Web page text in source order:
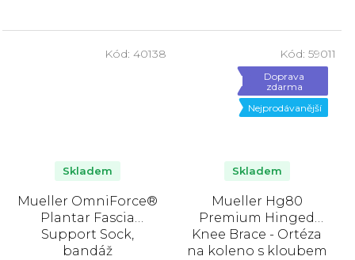
Mueller OmniForce®
Plantar Fascia
Support Sock,
bandáž
Skladem
Kód: 40138
Doprava
zdarma
Nejprodávanější
Mueller Hg80
Premium Hinged
Knee Brace - Ortéza
na koleno s kloubem
Skladem
Kód: 59011